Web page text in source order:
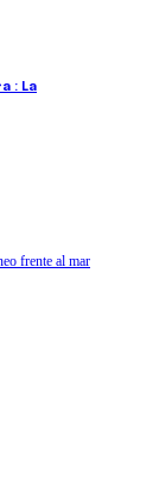
: La